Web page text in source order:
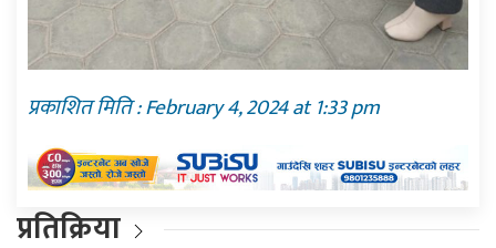
प्रकाशित मिति : February 4, 2024 at 1:33 pm
प्रतिक्रिया